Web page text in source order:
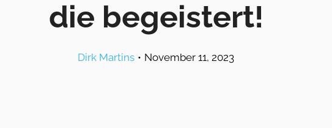
die begeistert!
Dirk Martins • November 11, 2023